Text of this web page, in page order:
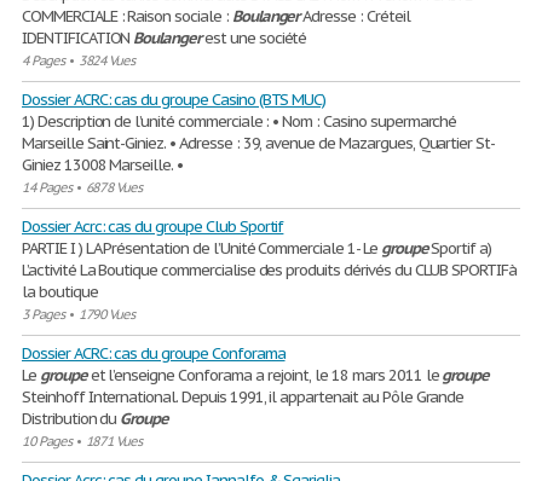
COMMERCIALE : Raison sociale : BoulangerAdresse : Créteil
IDENTIFICATION Boulangerest une société
4 Pages• 3824 Vues
Dossier ACRC: cas du groupe Casino (BTS MUC)
1) Description de l’unité commerciale : • Nom : Casino supermarché
Marseille Saint-Giniez. • Adresse : 39, avenue de Mazargues, Quartier St-
Giniez 13008 Marseille. •
14 Pages• 6878 Vues
Dossier Acrc: cas du groupe Club Sportif
PARTIE I ) LA Présentation de l’Unité Commerciale 1- Le groupeSportif a)
L’activité La Boutique commercialise des produits dérivés du CLUB SPORTIFà
la boutique
3 Pages• 1790 Vues
Dossier ACRC: cas du groupe Conforama
Le groupeet l’enseigne Conforama a rejoint, le 18 mars 2011 legroupe
Steinhoff International. Depuis 1991, il appartenait au Pôle Grande
Distribution duGroupe
10 Pages• 1871 Vues